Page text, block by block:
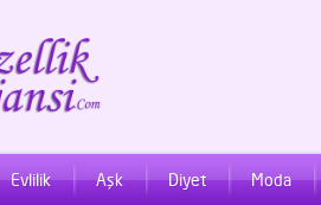
Evlilik Aşk Diyet Moda